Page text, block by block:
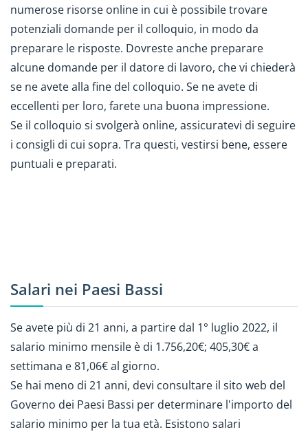
numerose risorse online in cui è possibile trovare
potenziali domande per il colloquio, in modo da
preparare le risposte. Dovreste anche preparare
alcune domande per il datore di lavoro, che vi chiederà
se ne avete alla fine del colloquio. Se ne avete di
eccellenti per loro, farete una buona impressione.
Se il colloquio si svolgerà online, assicuratevi di seguire
i consigli di cui sopra. Tra questi, vestirsi bene, essere
puntuali e preparati.
Salari nei Paesi Bassi
Se avete più di 21 anni, a partire dal 1° luglio 2022, il
salario minimo mensile è di 1.756,20€; 405,30€ a
settimana e 81,06€ al giorno.
Se hai meno di 21 anni, devi consultare il sito web del
Governo dei Paesi Bassi per determinare l'importo del
salario minimo per la tua età. Esistono salari